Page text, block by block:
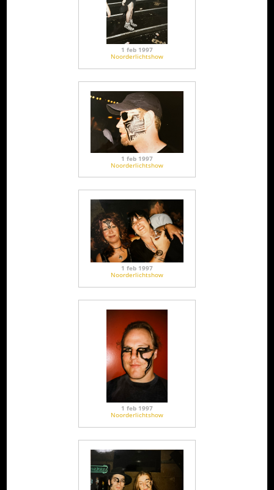
1 feb 1997
Noorderlichtshow
1 feb 1997
Noorderlichtshow
1 feb 1997
Noorderlichtshow
1 feb 1997
Noorderlichtshow